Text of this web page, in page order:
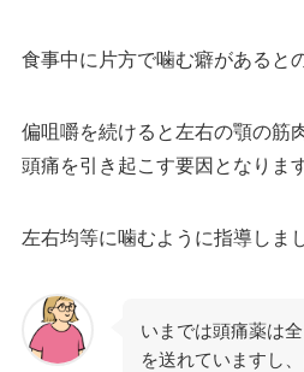
食事中に片方で噛む癖があると
偏咀嚼を続けると左右の顎の筋
頭痛を引き起こす要因となりま
左右均等に噛むように指導しま
いまでは頭痛薬は
を送れていますし